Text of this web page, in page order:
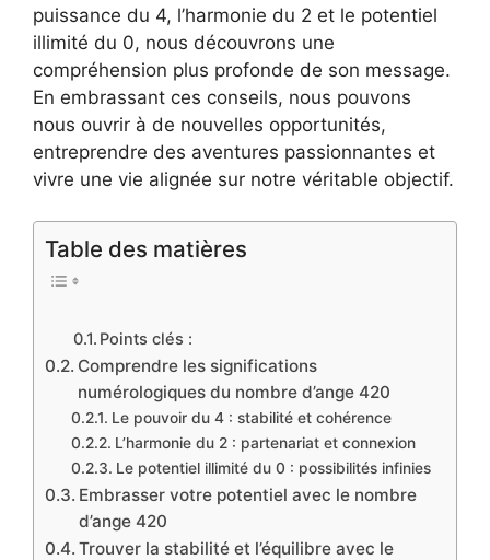
puissance du 4, l’harmonie du 2 et le potentiel
illimité du 0, nous découvrons une
compréhension plus profonde de son message.
En embrassant ces conseils, nous pouvons
nous ouvrir à de nouvelles opportunités,
entreprendre des aventures passionnantes et
vivre une vie alignée sur notre véritable objectif.
Table des matières
Points clés :
Comprendre les significations
numérologiques du nombre d’ange 420
Le pouvoir du 4 : stabilité et cohérence
L’harmonie du 2 : partenariat et connexion
Le potentiel illimité du 0 : possibilités infinies
Embrasser votre potentiel avec le nombre
d’ange 420
Trouver la stabilité et l’équilibre avec le